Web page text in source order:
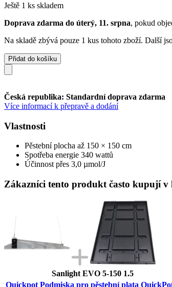
Ještě 1 ks skladem
Doprava zdarma do úterý, 11. srpna, pokud
Na skladě zbývá pouze 1 kus tohoto zboží. Další
Přidat do košíku
Česká republika: Standardní doprava zdarma
Více informací k přepravě a dodání
Vlastnosti
Pěstební plocha až 150 × 150 cm
Spotřeba energie 340 wattů
Účinnost přes 3,0 µmol/J
Zákazníci tento produkt často kupují
Sanlight EVO 5-150 1.5
Quickpot Podmiska pro pěstební plata